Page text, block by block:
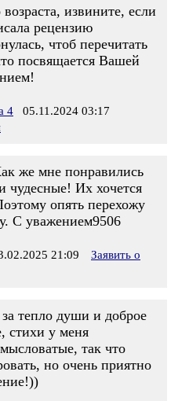
извините, если
рецензию
чтоб перечитать
посвящается Вашей
4 05.11.2024 03:17
же мне понравились
Их хочется
опять перехожу
С уважением9506
21:09
Заявить о
тепло души и доброе
стихи у меня
так что
но очень приятно